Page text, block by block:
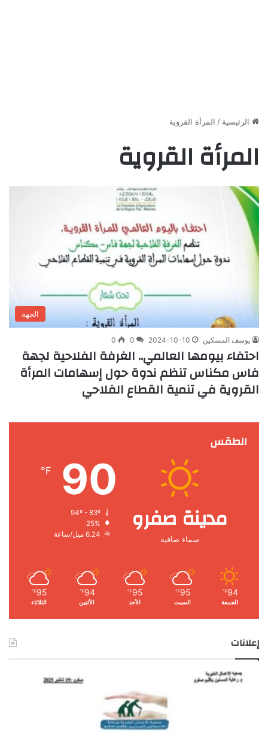
الرئيسية / المرأة القروية
المرأة القروية
الجهة
يوسف المسكين 2024-10-10
0
0
احتفاء بيومها العالمي.. الغرفة الفلاحية لجهة
فاس مكناس تنظم ندوة حول إسهامات المرأة
القروية في تنمية القطاع الفلاحي
الطقس
مدينة صفرو
سماء صافية
90
℉
25%
6.24 ميل/ساعة
94
℉
الجمعة
95
℉
السبت
95
℉
الأحد
94
℉
الأثنين
95
℉
الثلاثاء
إعلانات